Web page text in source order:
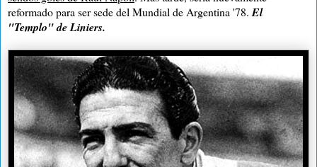
reformado para ser sede del Mundial de Argentina '78. El
"Templo" de Liniers.